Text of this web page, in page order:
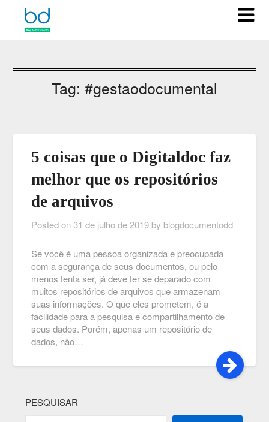
Tag: #gestaodocumental
5 coisas que o Digitaldoc faz
melhor que os repositórios
de arquivos
Posted on31 de julho de 2019 by blogdocumentodd
Se você é uma pessoa organizada e preocupada
com a segurança de seus documentos, ou pelo
menos tenta ser, já deve ter se deparado com
muitos repositórios de arquivos que armazenam
suas informações. O que eles prometem, é a
facilidade para a pesquisa e compartilhamento de
seus dados. Porém, apenas um repositório de
dados, não…
PESQUISAR